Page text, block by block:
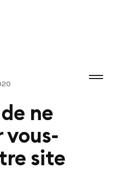
ne
vous-
site